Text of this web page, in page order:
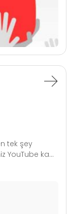
tek şey
YouTube ka...